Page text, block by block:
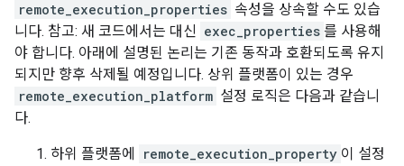
remote_execution_properties 속성을 상속할 수도 있습
니다. 참고: 새 코드에서는 대신 exec_properties 를 사용해
야 합니다. 아래에 설명된 논리는 기존 동작과 호환되도록 유지
되지만 향후 삭제될 예정입니다. 상위 플랫폼이 있는 경우
remote_execution_platform 설정 로직은 다음과 같습니
다.
하위 플랫폼에 remote_execution_property 이 설정